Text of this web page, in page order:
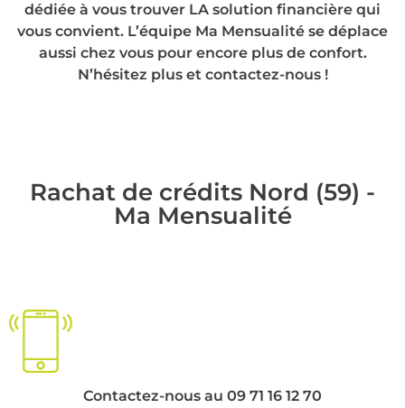
dédiée à vous trouver LA solution financière qui
vous convient. L’équipe Ma Mensualité se déplace
aussi chez vous pour encore plus de confort.
N’hésitez plus et contactez-nous !
Rachat de crédits Nord (59) -
Ma Mensualité
Contactez-nous au 09 71 16 12 70